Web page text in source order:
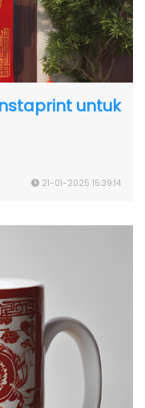
untuk
21-01-2025 15:39:14